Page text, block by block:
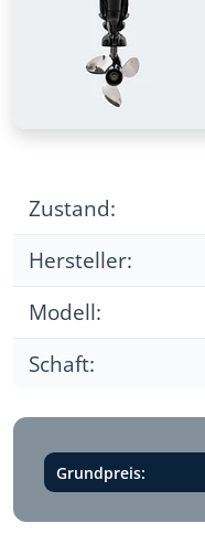
Zustand:
Hersteller:
Modell:
Schaft:
Grundpreis: